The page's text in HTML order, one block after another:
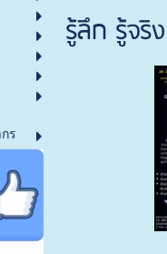
ร
รู้ลึก รู้จริ